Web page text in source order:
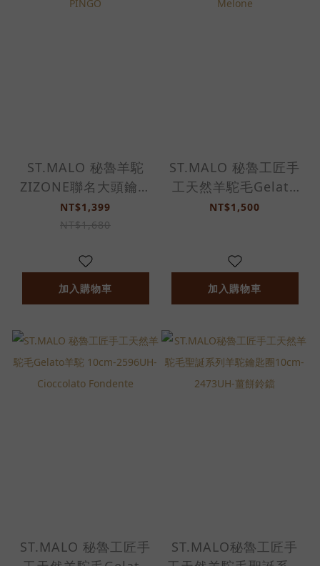
ST.MALO 秘魯羊駝
ZIZONE聯名大頭鑰匙
圈10cm-2501CB-
PINGO
NT$1,399
NT$1,680
加入購物車
ST.MALO 秘魯工匠手
工天然羊駝毛Gelato
羊駝 10cm-2596UH-
NT$1,500
加入購物車
ST.MALO 秘魯工匠手
ST.MALO秘魯工匠手